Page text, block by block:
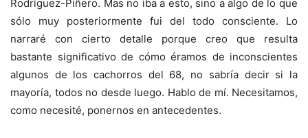
Rodríguez-Piñero. Mas no iba a esto, sino a algo de lo que
sólo muy posteriormente fui del todo consciente. Lo
narraré con cierto detalle porque creo que resulta
bastante significativo de cómo éramos de inconscientes
algunos de los cachorros del 68, no sabría decir si la
mayoría, todos no desde luego. Hablo de mí. Necesitamos,
como necesité, ponernos en antecedentes.